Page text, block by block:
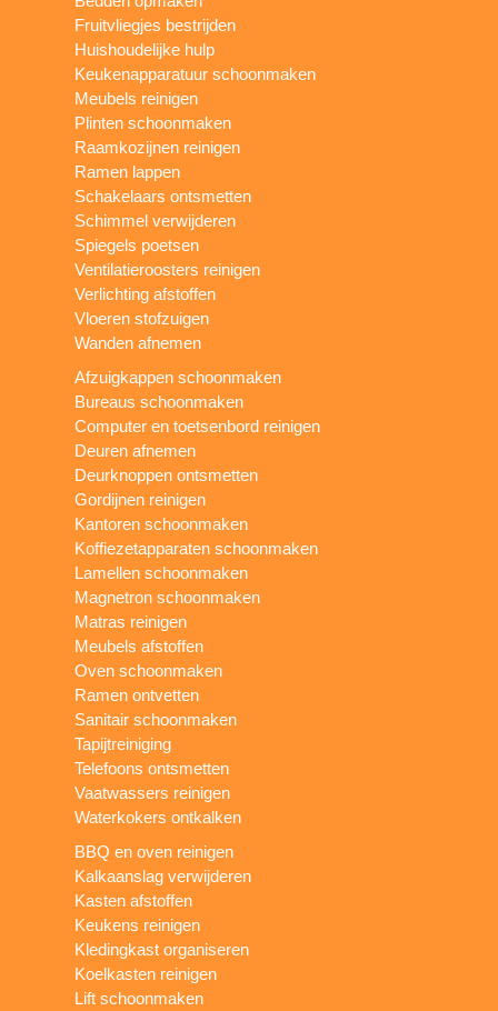
Fruitvliegjes bestrijden
Huishoudelijke hulp
Keukenapparatuur schoonmaken
Meubels reinigen
Plinten schoonmaken
Raamkozijnen reinigen
Ramen lappen
Schakelaars ontsmetten
Schimmel verwijderen
Spiegels poetsen
Ventilatieroosters reinigen
Verlichting afstoffen
Vloeren stofzuigen
Wanden afnemen
Afzuigkappen schoonmaken
Bureaus schoonmaken
Computer en toetsenbord reinigen
Deuren afnemen
Deurknoppen ontsmetten
Gordijnen reinigen
Kantoren schoonmaken
Koffiezetapparaten schoonmaken
Lamellen schoonmaken
Magnetron schoonmaken
Matras reinigen
Meubels afstoffen
Oven schoonmaken
Ramen ontvetten
Sanitair schoonmaken
Tapijtreiniging
Telefoons ontsmetten
Vaatwassers reinigen
Waterkokers ontkalken
BBQ en oven reinigen
Kalkaanslag verwijderen
Kasten afstoffen
Keukens reinigen
Kledingkast organiseren
Koelkasten reinigen
Lift schoonmaken